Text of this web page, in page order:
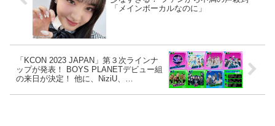
「メインボーカルなのに」
「KCON 2023 JAPAN」第３次ラインナ
ップが発表！ BOYS PLANETデビュー組
の来日が決定！ 他に、NiziU、